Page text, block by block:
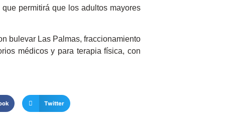
permitirá que los adultos mayores
bulevar Las Palmas, fraccionamiento
médicos y para terapia física, con
Twitter